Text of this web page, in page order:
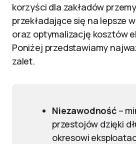
korzyści dla zakładów
przekładające się na lepsze
oraz optymalizację kosztów
Poniżej przedstawiamy
zalet.
Niezawodność–
przestojów dzięki
okresowi